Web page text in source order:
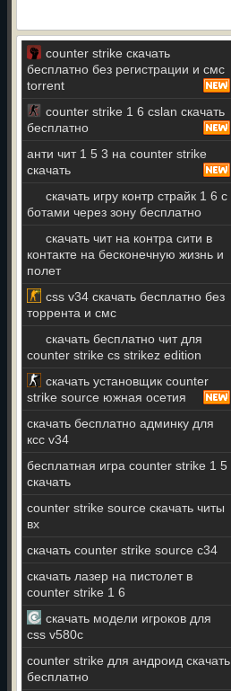
counter strike скачать
бесплатно без регистрации и смс
torrent
counter strike 1 6 cslan скачать
бесплатно
анти чит 1 5 3 на counter strike
скачать
скачать игру контр страйк 1 6 с
ботами через зону бесплатно
скачать чит на контра сити в
контакте на бесконечную жизнь и
полет
css v34 скачать бесплатно без
торрента и смс
скачать бесплатно чит для
counter strike cs strikez edition
скачать установщик counter
strike source южная осетия
скачать бесплатно админку для
ксс v34
бесплатная игра counter strike 1 5
скачать
counter strike source скачать читы
вх
скачать counter strike source c34
скачать лазер на пистолет в
counter strike 1 6
скачать модели игроков для
css v580c
counter strike для андроид скачать
бесплатно